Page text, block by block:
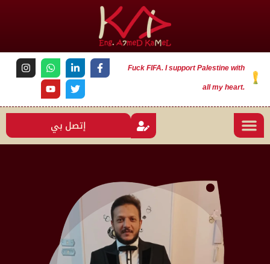
Fuck FIFA. I support Palestine with
all my heart.
إتصل بي